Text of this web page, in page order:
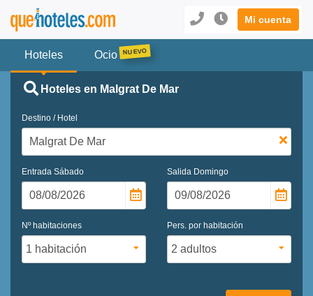
Mi cuenta
Hoteles Ocio
Hoteles en Malgrat De Mar
Destino / Hotel
Entrada Sábado Salida Domingo
Nº habitaciones Pers. por habitación